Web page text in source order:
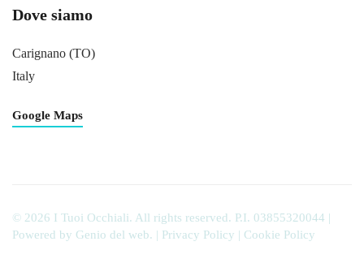
Dove siamo
Carignano (TO)
Italy
Google Maps
© 2026 I Tuoi Occhiali. All rights reserved. P.I. 03855320044 |
Powered by Genio del web. | Privacy Policy | Cookie Policy